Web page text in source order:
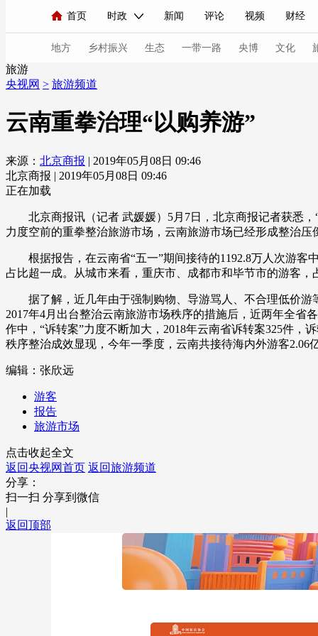
首页 时政 新闻 评论 视频 财经
人民领袖习近平 联播+ 中国领导人 央视快评 习
直播 栏目大全 节目单 听音 微视频
海外频道 iPanda English Монгол
地方 乡村振兴 生态 一带一路 央博 文化
新闻 国内 国际 评论
视频 小央视频 小央直播 直播中国 熊
体育 直播 竞猜 2026年世界杯 2026年
VIP会员 CCTV奥林匹克频道 生活体育大会
财经 教育 乡村振兴 生态环境 一带一路
旅游
央视网 > 旅游频道
云南重拳治理“以购养游”
来源： 北京商报 | 2019年05月08日 09:46
北京商报 | 2019年05月08日 09:46
正在加载
北京商报讯（记者 武媛媛）5月7日，北京商报记者获悉，“
力度空前的重拳整治旅游市场，云南旅游市场已经形成整治
根据报告，在云南省“五一”期间接待的1192.8万人次游客
占比超一成。从城市来看，重庆市、成都市和毕节市的游客，
据了解，近几年由于强制购物、导游骂人、不合理低价游
2017年4月出台整治云南旅游市场秩序的措施后，近两年全省
作中，“诉转案”力度不断加大，2018年云南省诉转案325件，
秩序整治成效显现，今年一季度，云南共接待海内外游客2.06
编辑：张欣远
游客
报告
旅游市场
点击收起全文
返回央视网首页 返回旅游频道
分享：
扫一扫 分享到微信
|
返回顶部